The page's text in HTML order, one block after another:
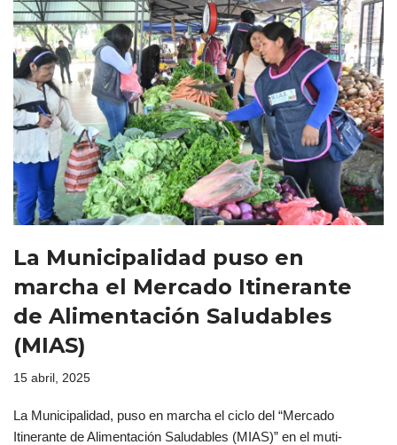
La Municipalidad puso en
marcha el Mercado Itinerante
de Alimentación Saludables
(MIAS)
15 abril, 2025
La Municipalidad, puso en marcha el ciclo del “Mercado
Itinerante de Alimentación Saludables (MIAS)” en el muti-